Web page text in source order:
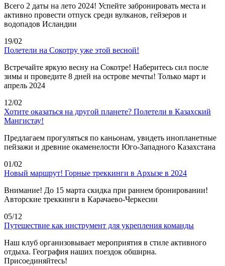
Всего 2 даты на лето 2024! Успейте забронировать места и
активно провести отпуск среди вулканов, гейзеров и
водопадов Исландии
19/02
Полетели на Сокотру уже этой весной!
Встречайте яркую весну на Сокотре! Наберитесь сил после
зимы и проведите 8 дней на острове мечты! Только март и
апрель 2024
12/02
Хотите оказаться на другой планете? Полетели в Казахский
Мангистау!
Предлагаем прогуляться по каньонам, увидеть инопланетные
пейзажи и древние окаменелости Юго-Западного Казахстана
01/02
Новый маршрут! Горные треккинги в Архызе в 2024
Внимание! До 15 марта скидка при раннем бронировании!
Авторские треккинги в Карачаево-Черкесии
05/12
Путешествие как инструмент для укрепления команды
Наш клуб организовывает мероприятия в стиле активного
отдыха. География наших поездок обширна.
Присоединяйтесь!